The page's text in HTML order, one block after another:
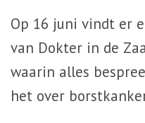
Op 16 juni vindt er
van Dokter in de
waarin alles
het over